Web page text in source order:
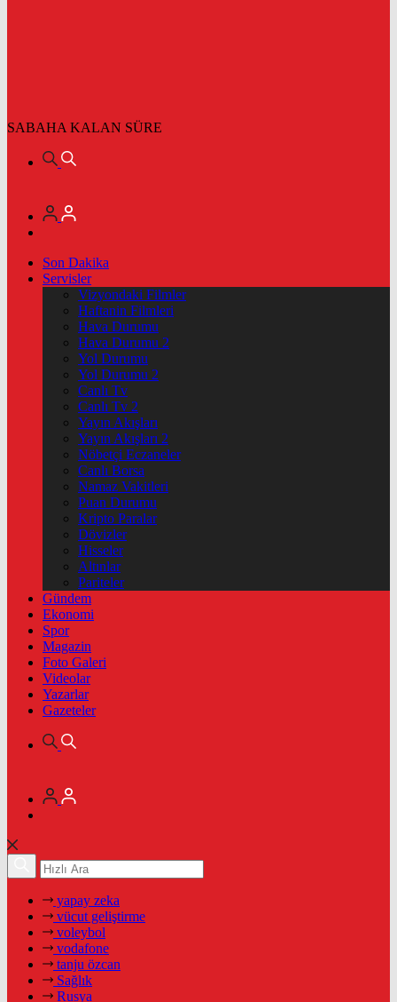
SABAHA KALAN SÜRE
Son Dakika
Servisler
Vizyondaki Filmler
Haftanin Filmleri
Hava Durumu
Hava Durumu 2
Yol Durumu
Yol Durumu 2
Canlı Tv
Canlı Tv 2
Yayın Akışları
Yayın Akışları 2
Nöbetçi Eczaneler
Canlı Borsa
Namaz Vakitleri
Puan Durumu
Kripto Paralar
Dövizler
Hisseler
Altınlar
Pariteler
Gündem
Ekonomi
Spor
Magazin
Foto Galeri
Videolar
Yazarlar
Gazeteler
yapay zeka
vücut geliştirme
voleybol
vodafone
tanju özcan
Sağlık
Rusya